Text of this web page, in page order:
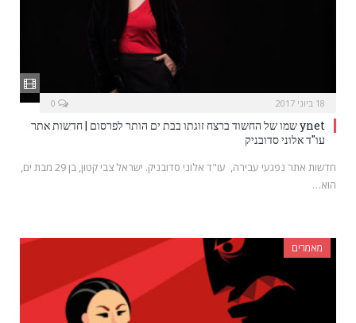
18 ביוני 2017
ynet שמו של החשוד ברצח זוגתו בבת ים הותר לפרסום | חדשות אתר
עו"ד אלוני סדובניק
חדשות אתר נפגעי עבירה, עו"ד אלוני סדובניק. ישראל צבי קטון, בן 29 מבת ים,
הוא…
מאמרים